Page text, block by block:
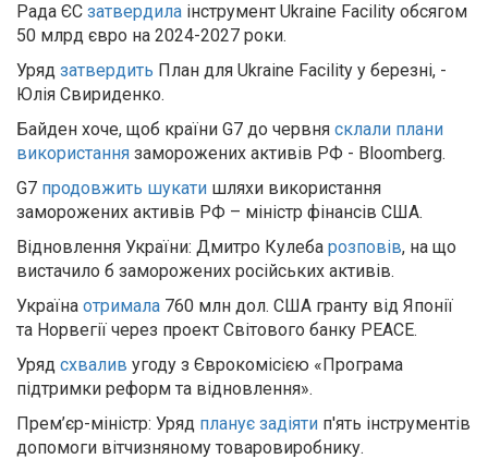
Рада ЄС затвердила інструмент Ukraine Facility обсягом
50 млрд євро на 2024-2027 роки.
Уряд затвердить План для Ukraine Facility у березні, -
Юлія Свириденко.
Байден хоче, щоб країни G7 до червня склали плани
використання заморожених активів РФ - Bloomberg.
G7 продовжить шукати шляхи використання
заморожених активів РФ – міністр фінансів США.
Відновлення України: Дмитро Кулеба розповів, на що
вистачило б заморожених російських активів.
Україна отримала 760 млн дол. США гранту від Японії
та Норвегії через проект Світового банку PEACE.
Уряд схвалив угоду з Єврокомісією «Програма
підтримки реформ та відновлення».
Прем’єр-міністр: Уряд планує задіяти п'ять інструментів
допомоги вітчизняному товаровиробнику.